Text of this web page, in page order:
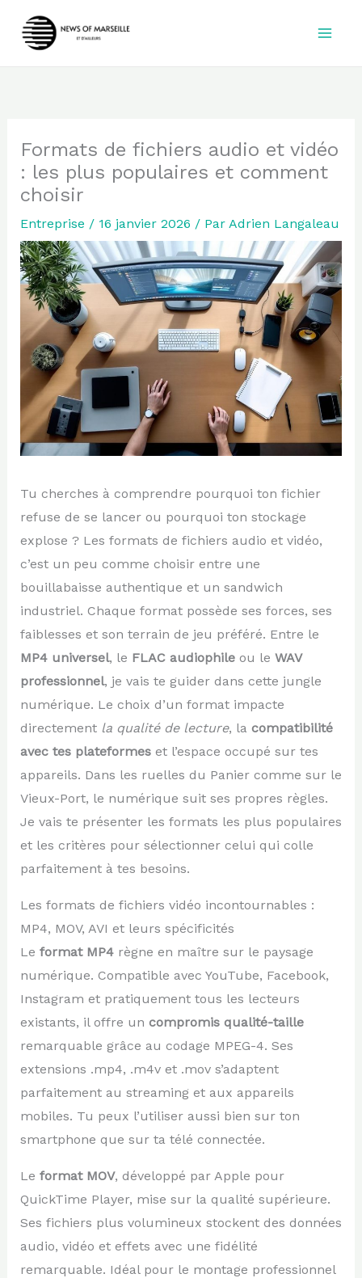
Formats de fichiers audio et vidéo
: les plus populaires et comment
choisir
Entreprise / 16 janvier 2026 / Par Adrien Langaleau
Tu cherches à comprendre pourquoi ton fichier
refuse de se lancer ou pourquoi ton stockage
explose ? Les formats de fichiers audio et vidéo,
c’est un peu comme choisir entre une
bouillabaisse authentique et un sandwich
industriel. Chaque format possède ses forces, ses
faiblesses et son terrain de jeu préféré. Entre le
MP4 universel, le FLAC audiophileou le WAV
professionnel, je vais te guider dans cette jungle
numérique. Le choix d’un format impacte
directement la qualité de lecture, la compatibilité
avec tes plateformeset l’espace occupé sur tes
appareils. Dans les ruelles du Panier comme sur le
Vieux-Port, le numérique suit ses propres règles.
Je vais te présenter les formats les plus populaires
et les critères pour sélectionner celui qui colle
parfaitement à tes besoins.
Les formats de fichiers vidéo incontournables :
MP4, MOV, AVI et leurs spécificités
Le format MP4règne en maître sur le paysage
numérique. Compatible avec YouTube, Facebook,
Instagram et pratiquement tous les lecteurs
existants, il offre un compromis qualité-taille
remarquable grâce au codage MPEG-4. Ses
extensions .mp4, .m4v et .mov s’adaptent
parfaitement au streaming et aux appareils
mobiles. Tu peux l’utiliser aussi bien sur ton
smartphone que sur ta télé connectée.
Le format MOV, développé par Apple pour
QuickTime Player, mise sur la qualité supérieure.
Ses fichiers plus volumineux stockent des données
audio, vidéo et effets avec une fidélité
remarquable. Idéal pour le montage professionnel